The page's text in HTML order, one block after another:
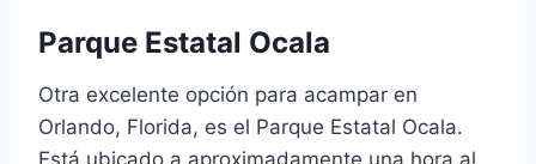
Parque Estatal Ocala
Otra excelente opción para acampar en
Orlando, Florida, es el Parque Estatal Ocala.
Está ubicado a aproximadamente una hora al